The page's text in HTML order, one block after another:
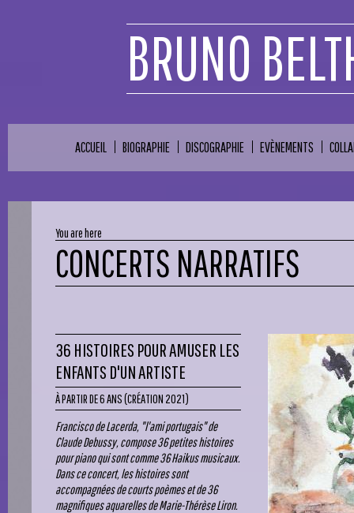
BRUNO
ACCUEIL BIOGRAPHIE DISCOGRAPHIE EVÈNEMENTS
You are here
CONCERTS NARRATIFS
36 HISTOIRES POUR AMUSER LES
ENFANTS D'UN ARTISTE
À PARTIR DE 6 ANS (CRÉATION 2021)
Francisco de Lacerda, "l'ami portugais" de
Claude Debussy, compose 36 petites histoires
pour piano qui sont comme 36 Haikus musicaux.
Dans ce concert, les histoires sont
accompagnées de courts poèmes et de 36
magnifiques aquarelles de Marie-Thérèse Liron.